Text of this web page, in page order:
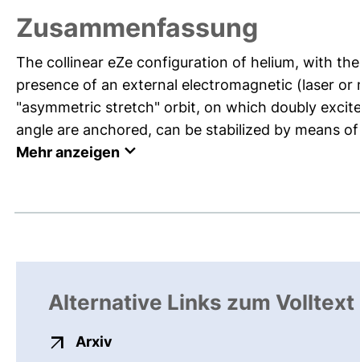
Zusammenfassung
The collinear eZe configuration of helium, with
presence of an external electromagnetic (laser
"asymmetric stretch" orbit, on which doubly
angle are anchored, can be stabilized by means
Mehr anzeigen
Alternative Links zum Volltext
Arxiv